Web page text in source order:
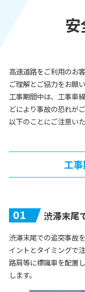
高速道路をご利用のお
ご理解とご協力をお願
工事期間中は、工事車
どにより事故の恐れがご
以下のことにご注意い
工
01 渋滞末尾
渋滞末尾での追突事故
イントとタイミングで
路肩等に標識車を配置
します。